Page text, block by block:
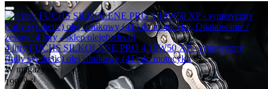
4 litry FUCHS SILKOLENE PRO 4 10W50 XP - syntetyczny
(fully synthetic) olej silnikowy (4T) do motocykli
W magazynie
19900 zł